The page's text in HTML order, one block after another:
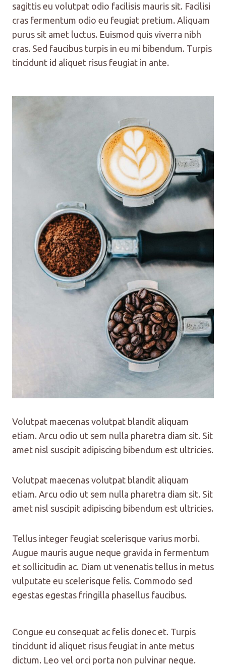
sagittis eu volutpat odio facilisis mauris sit. Facilisi
cras fermentum odio eu feugiat pretium. Aliquam
purus sit amet luctus. Euismod quis viverra nibh
cras. Sed faucibus turpis in eu mi bibendum. Turpis
tincidunt id aliquet risus feugiat in ante.
Volutpat maecenas volutpat blandit aliquam
etiam. Arcu odio ut sem nulla pharetra diam sit. Sit
amet nisl suscipit adipiscing bibendum est ultricies.
Volutpat maecenas volutpat blandit aliquam
etiam. Arcu odio ut sem nulla pharetra diam sit. Sit
amet nisl suscipit adipiscing bibendum est ultricies.
Tellus integer feugiat scelerisque varius morbi.
Augue mauris augue neque gravida in fermentum
et sollicitudin ac. Diam ut venenatis tellus in metus
vulputate eu scelerisque felis. Commodo sed
egestas egestas fringilla phasellus faucibus.
Congue eu consequat ac felis donec et. Turpis
tincidunt id aliquet risus feugiat in ante metus
dictum. Leo vel orci porta non pulvinar neque.